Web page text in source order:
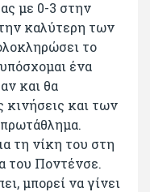
με 0-3 στην
καλύτερη των
το
ένα
και θα
κινήσεις και των
τη νίκη του στη
του Ποντένσε.
μπορεί να γίνει